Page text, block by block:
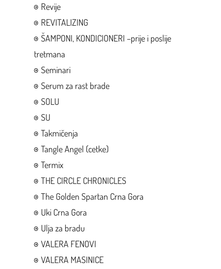
Revije
REVITALIZING
ŠAMPONI, KONDICIONERI –prije i poslije
tretmana
Seminari
Serum za rast brade
SOLU
SU
Takmičenja
Tangle Angel (cetke)
Termix
THE CIRCLE CHRONICLES
The Golden Spartan Crna Gora
Uki Crna Gora
Ulja za bradu
VALERA FENOVI
VALERA MASINICE